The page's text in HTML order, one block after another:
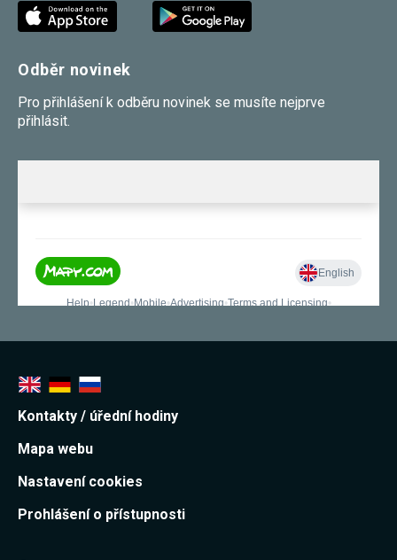
Odběr novinek
Pro přihlášení k odběru novinek se musíte nejprve
přihlásit.
Kontakty / úřední hodiny
Mapa webu
Nastavení cookies
Prohlášení o přístupnosti